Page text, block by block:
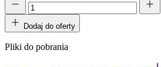
Dodaj do oferty
Pliki do pobrania